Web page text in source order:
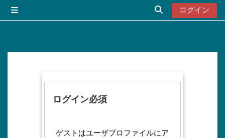
検索入力に切り替
ログイン
ログイン必須
ゲストはユーザプロファイルにア